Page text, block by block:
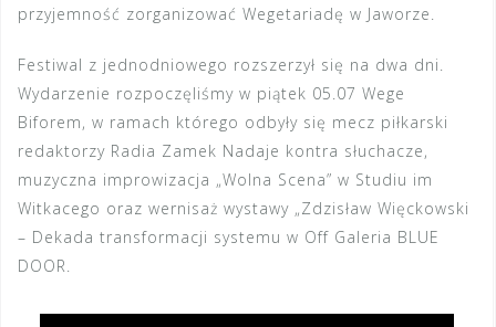
przyjemność zorganizować Wegetariadę w Jaworze.
Festiwal z jednodniowego rozszerzył się na dwa dni.
Wydarzenie rozpoczęliśmy w piątek 05.07 Wege
Biforem, w ramach którego odbyły się mecz piłkarski
redaktorzy Radia Zamek Nadaje kontra słuchacze,
muzyczna improwizacja „Wolna Scena” w Studiu im
Witkacego oraz wernisaż wystawy „Zdzisław Więckowski
– Dekada transformacji systemu w Off Galeria BLUE
DOOR.